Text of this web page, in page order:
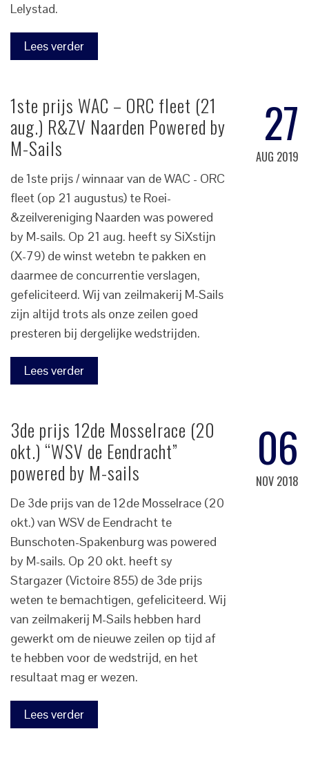
Lelystad.
Lees verder
27
AUG 2019
1ste prijs WAC – ORC fleet (21
aug.) R&ZV Naarden Powered by
M-Sails
de 1ste prijs / winnaar van de WAC - ORC
fleet (op 21 augustus) te Roei-
&zeilvereniging Naarden was powered
by M-sails. Op 21 aug. heeft sy SiXstijn
(X-79) de winst wetebn te pakken en
daarmee de concurrentie verslagen,
gefeliciteerd. Wij van zeilmakerij M-Sails
zijn altijd trots als onze zeilen goed
presteren bij dergelijke wedstrijden.
Lees verder
06
NOV 2018
3de prijs 12de Mosselrace (20
okt.) “WSV de Eendracht”
powered by M-sails
De 3de prijs van de 12de Mosselrace (20
okt.) van WSV de Eendracht te
Bunschoten-Spakenburg was powered
by M-sails. Op 20 okt. heeft sy
Stargazer (Victoire 855) de 3de prijs
weten te bemachtigen, gefeliciteerd. Wij
van zeilmakerij M-Sails hebben hard
gewerkt om de nieuwe zeilen op tijd af
te hebben voor de wedstrijd, en het
resultaat mag er wezen.
Lees verder